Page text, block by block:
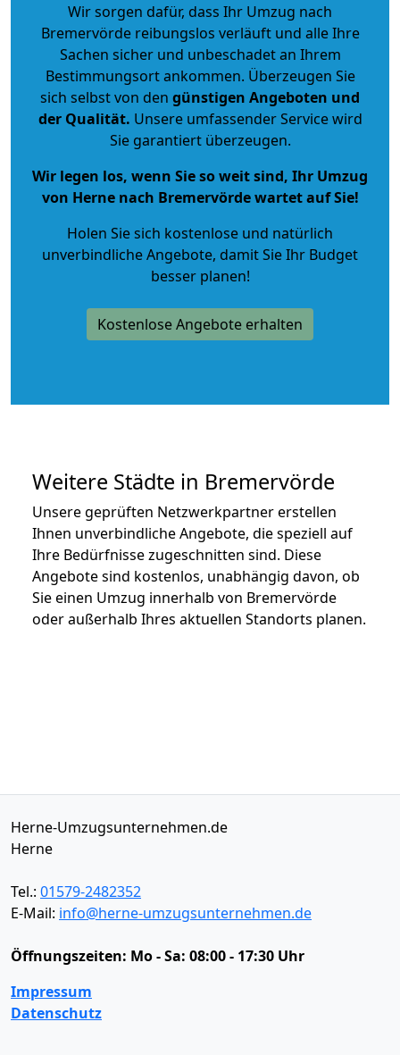
Wir sorgen dafür, dass Ihr Umzug nach
Bremervörde reibungslos verläuft und alle Ihre
Sachen sicher und unbeschadet an Ihrem
Bestimmungsort ankommen. Überzeugen Sie
sich selbst von den günstigen Angeboten und
der Qualität. Unsere umfassender Service wird
Sie garantiert überzeugen.
Wir legen los, wenn Sie so weit sind, Ihr Umzug
von Herne nach Bremervörde wartet auf Sie!
Holen Sie sich kostenlose und natürlich
unverbindliche Angebote, damit Sie Ihr Budget
besser planen!
Kostenlose Angebote erhalten
Weitere Städte in Bremervörde
Unsere geprüften Netzwerkpartner erstellen
Ihnen unverbindliche Angebote, die speziell auf
Ihre Bedürfnisse zugeschnitten sind. Diese
Angebote sind kostenlos, unabhängig davon, ob
Sie einen Umzug innerhalb von Bremervörde
oder außerhalb Ihres aktuellen Standorts planen.
Herne-Umzugsunternehmen.de
Herne
Tel.: 01579-2482352
E-Mail: info@herne-umzugsunternehmen.de
Öffnungszeiten: Mo - Sa: 08:00 - 17:30 Uhr
Impressum
Datenschutz